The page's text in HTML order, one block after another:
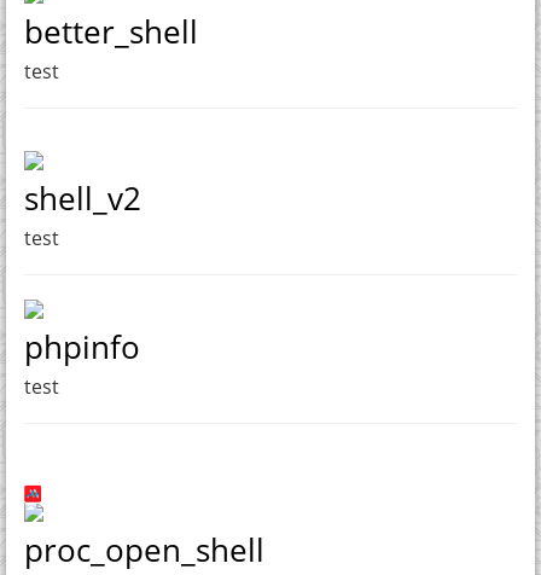
better_shell
test
shell_v2
test
phpinfo
test
proc_open_shell